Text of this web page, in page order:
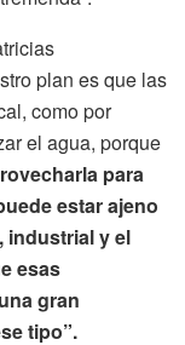
plan es que las
como por
el agua, porque
para
estar ajeno
industrial y el
esas
gran
tipo”.